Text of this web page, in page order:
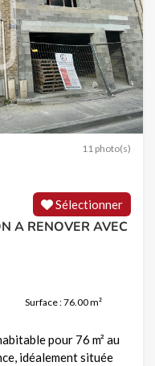
11 photo(s)
Sélectionner
A RENOVER AVEC
Surface : 76.00 m²
pour 76 m² au
idéalement située